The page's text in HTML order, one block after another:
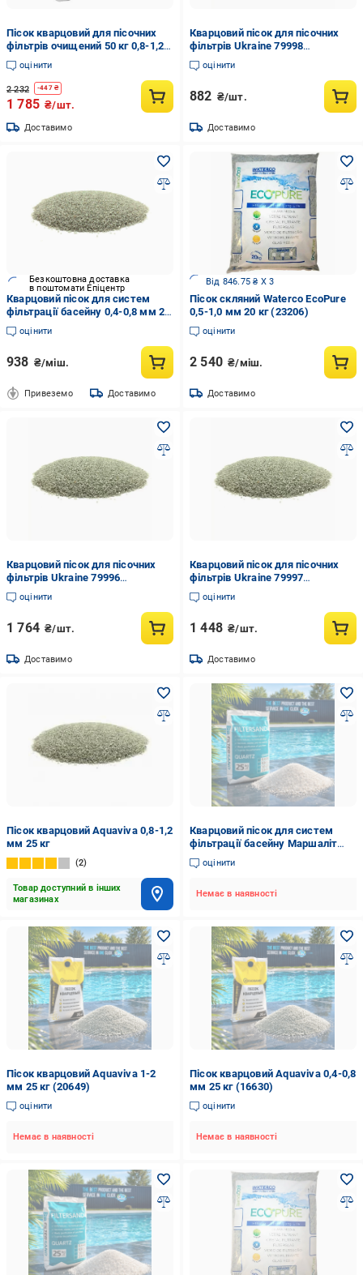
Пісок кварцовий для пісочних
фільтрів очищений 50 кг 0,8-1,2
мм (132-9-79996)
оцінити
2 232 -447₴
1 785 ₴/шт.
Доставимо
Кварцовий пісок для пісочних
фільтрів Ukraine 79998
очищений фракція 0,8-1,2 мм 25
кг (167308)
оцінити
882 ₴/шт.
Доставимо
Безкоштовна доставка
в поштомати Епіцентр
Кварцовий пісок для систем
фільтрації басейну 0,4-0,8 мм 25
кг
оцінити
938 ₴/міш.
Привеземо Доставимо
Від 846.75 ₴ X 3
Пісок скляний Waterco EcoPure
0,5-1,0 мм 20 кг (23206)
оцінити
2 540 ₴/міш.
Доставимо
Кварцовий пісок для пісочних
фільтрів Ukraine 79996
очищений фракція 0,8-1,2 мм 50
кг (167310)
оцінити
1 764 ₴/шт.
Доставимо
Кварцовий пісок для пісочних
фільтрів Ukraine 79997
очищений фракція 0,8-1,2 мм 37
кг (167309)
оцінити
1 448 ₴/шт.
Доставимо
Пісок кварцовий Aquaviva 0,8-1,2
мм 25 кг
2
Товар доступний в інших
магазинах
Кварцовий пісок для систем
фільтрації басейну Маршаліт
0,4-0,8 25 кг (F0000002919)
оцінити
Немає в наявності
Пісок кварцовий Aquaviva 1-2
мм 25 кг (20649)
оцінити
Немає в наявності
Пісок кварцовий Aquaviva 0,4-0,8
мм 25 кг (16630)
оцінити
Немає в наявності